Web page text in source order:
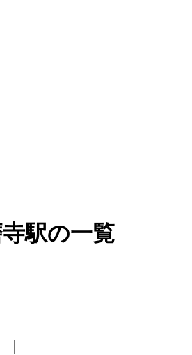
駅の一覧